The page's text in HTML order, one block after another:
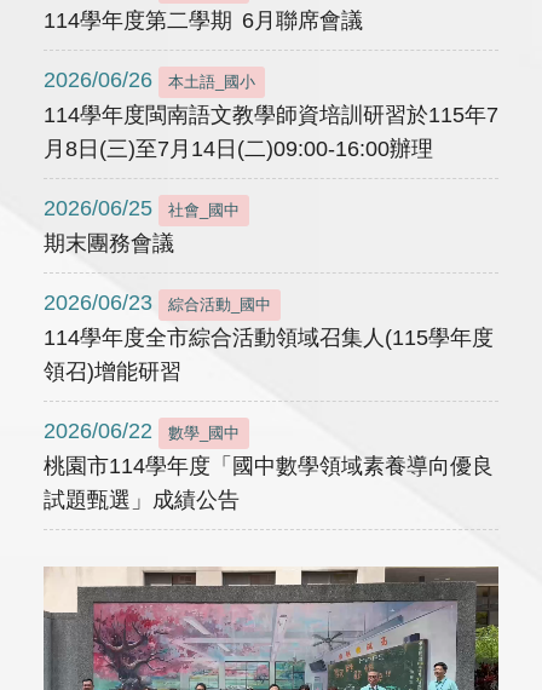
114學年度第二學期 6月聯席會議
2026/06/26 本土語_國小
114學年度閩南語文教學師資培訓研習於115年7
月8日(三)至7月14日(二)09:00-16:00辦理
2026/06/25 社會_國中
期末團務會議
2026/06/23 綜合活動_國中
114學年度全市綜合活動領域召集人(115學年度
領召)增能研習
2026/06/22 數學_國中
桃園市114學年度「國中數學領域素養導向優良
試題甄選」成績公告